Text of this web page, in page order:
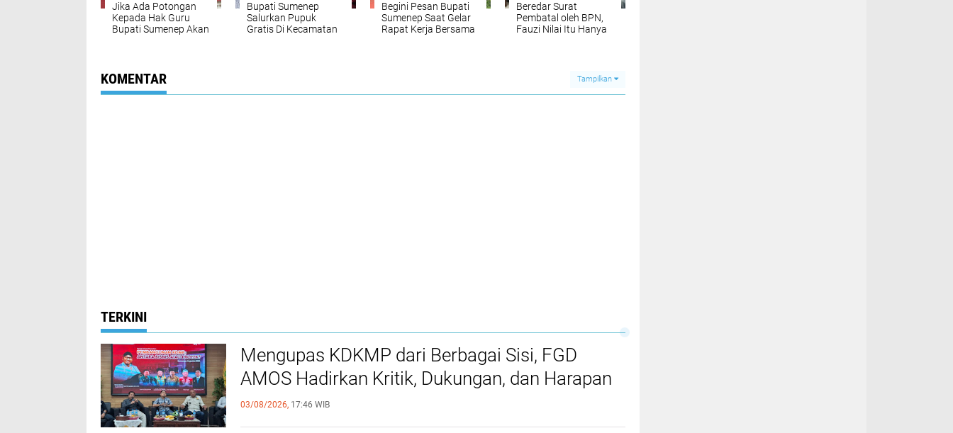
Jika Ada Potongan
Kepada Hak Guru
Bupati Sumenep Akan
Bupati Sumenep
Salurkan Pupuk
Gratis Di Kecamatan
Begini Pesan Bupati
Sumenep Saat Gelar
Rapat Kerja Bersama
Beredar Surat
Pembatal oleh BPN,
Fauzi Nilai Itu Hanya
KOMENTAR Tampilkan
TERKINI
Mengupas KDKMP dari Berbagai Sisi, FGD
AMOS Hadirkan Kritik, Dukungan, dan Harapan
03/08/2026, 17:46 WIB